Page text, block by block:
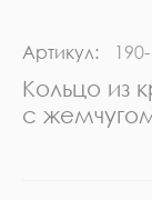
Артикул:
Кольцо из
с